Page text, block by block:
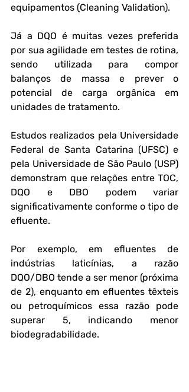
equipamentos (Cleaning Validation).
Já a DQO é muitas vezes preferida
por sua agilidade em testes de rotina,
sendo utilizada para compor
balanços de massa e prever o
potencial de carga orgânica em
unidades de tratamento.
Estudos realizados pela Universidade
Federal de Santa Catarina (UFSC) e
pela Universidade de São Paulo (USP)
demonstram que relações entre TOC,
DQO e DBO podem variar
significativamente conforme o tipo de
efluente.
Por exemplo, em efluentes de
indústrias laticínias, a razão
DQO/DBO tende a ser menor (próxima
de 2), enquanto em efluentes têxteis
ou petroquímicos essa razão pode
superar 5, indicando menor
biodegradabilidade.